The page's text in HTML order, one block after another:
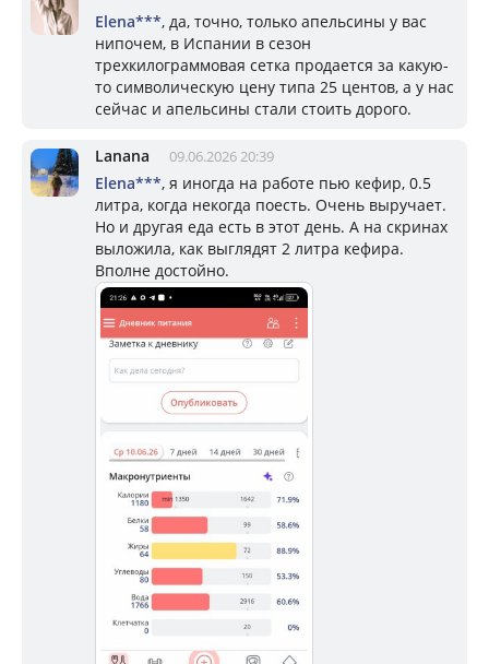
Elena***, да, точно, только апельсины у вас
нипочем, в Испании в сезон
трехкилограммовая сетка продается за какую-
то символическую цену типа 25 центов, а у нас
сейчас и апельсины стали стоить дорого.
Lanana 09.06.2026 20:39
Elena***, я иногда на работе пью кефир, 0.5
литра, когда некогда поесть. Очень выручает.
Но и другая еда есть в этот день. А на скринах
выложила, как выглядят 2 литра кефира.
Вполне достойно.